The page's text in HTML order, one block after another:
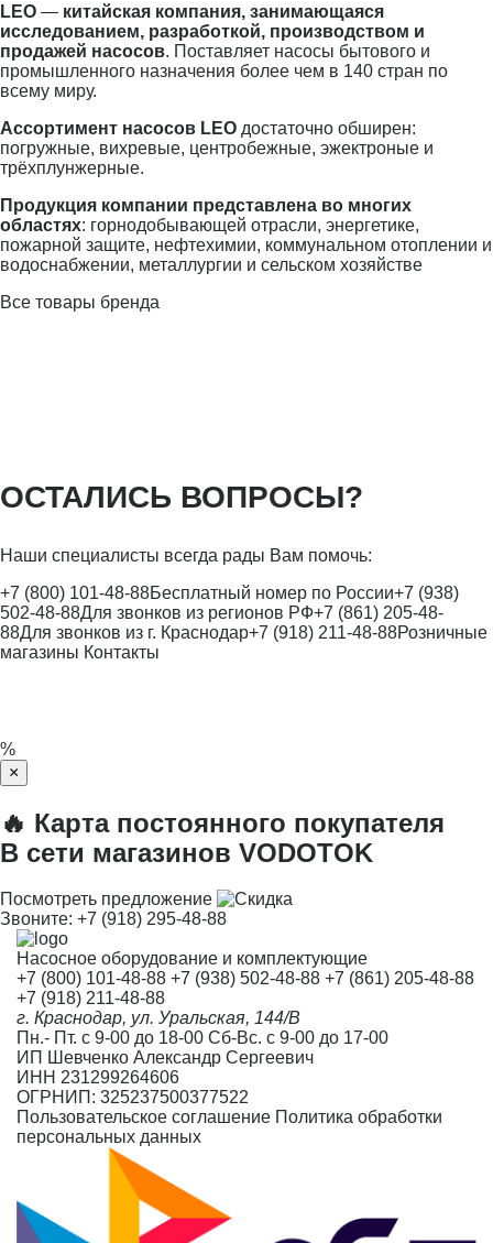
LEO — китайская компания, занимающаяся
исследованием, разработкой, производством и
продажей насосов. Поставляет насосы бытового и
промышленного назначения более чем в 140 стран по
всему миру.
Ассортимент насосов LEO достаточно обширен:
погружные, вихревые, центробежные, эжектроные и
трёхплунжерные.
Продукция компании представлена во многих
областях: горнодобывающей отрасли, энергетике,
пожарной защите, нефтехимии, коммунальном отоплении и
водоснабжении, металлургии и сельском хозяйстве
Все товары бренда
ОСТАЛИСЬ ВОПРОСЫ?
Наши специалисты всегда рады Вам помочь:
+7 (800) 101-48-88Бесплатный номер по России+7 (938)
502-48-88Для звонков из регионов РФ+7 (861) 205-48-
88Для звонков из г. Краснодар+7 (918) 211-48-88Розничные
магазины Контакты
%
×
🔥 Карта постоянного покупателя
В сети магазинов VODOTOK
Посмотреть предложение
Звоните: +7 (918) 295-48-88
Насосное оборудование и комплектующие
+7 (800) 101-48-88 +7 (938) 502-48-88 +7 (861) 205-48-88
+7 (918) 211-48-88
г. Краснодар, ул. Уральская, 144/В
Пн.- Пт. с 9-00 до 18-00 Сб-Вс. с 9-00 до 17-00
ИП Шевченко Александр Сергеевич
ИНН 231299264606
ОГРНИП: 325237500377522
Пользовательское соглашение Политика обработки
персональных данных